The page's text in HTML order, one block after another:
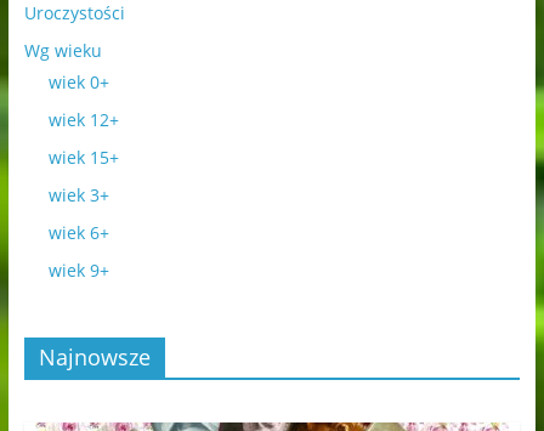
Uroczystości
Wg wieku
wiek 0+
wiek 12+
wiek 15+
wiek 3+
wiek 6+
wiek 9+
Najnowsze